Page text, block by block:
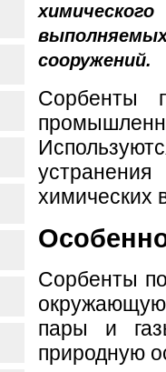
сооружений.
Сорбенты
химических
Сорбенты
пары и
природную